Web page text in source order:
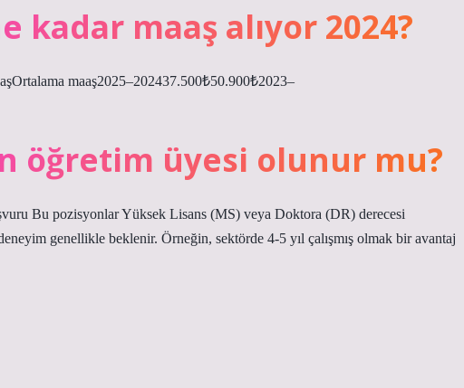
kadar maaş alıyor 2024?
maaş2025–202437.500₺50.900₺2023–
öğretim üyesi olunur mu?
Bu pozisyonlar Yüksek Lisans (MS) veya Doktora (DR) derecesi
genellikle beklenir. Örneğin, sektörde 4-5 yıl çalışmış olmak bir avantaj